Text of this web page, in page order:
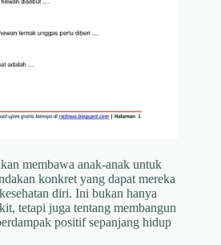
membawa anak-anak untuk
konkret yang dapat mereka
diri. Ini bukan hanya
tetapi juga tentang membangun
positif sepanjang hidup